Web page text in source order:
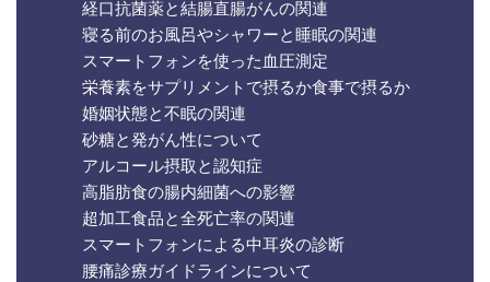
経口抗菌薬と結腸直腸がんの関連
寝る前のお風呂やシャワーと睡眠の関連
スマートフォンを使った血圧測定
栄養素をサプリメントで摂るか食事で摂るか
婚姻状態と不眠の関連
砂糖と発がん性について
アルコール摂取と認知症
高脂肪食の腸内細菌への影響
超加工食品と全死亡率の関連
スマートフォンによる中耳炎の診断
腰痛診療ガイドラインについて